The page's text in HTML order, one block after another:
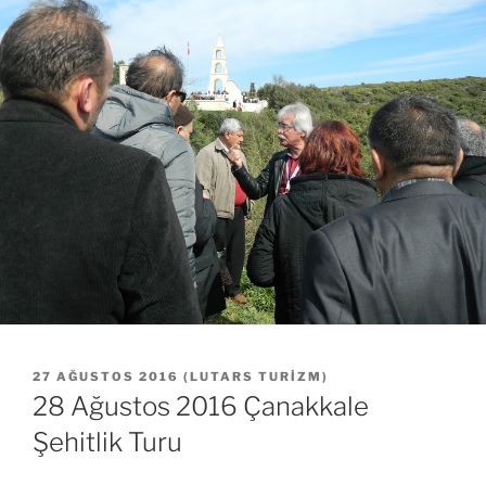
YAYIM
TARIHI
27 AĞUSTOS 2016 ( LUTARS TURIZM )
28 Ağustos 2016 Çanakkale
Şehitlik Turu